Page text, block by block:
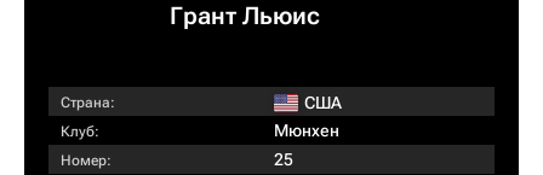
Грант Льюис
Страна: США
Клуб: Мюнхен
Номер: 25